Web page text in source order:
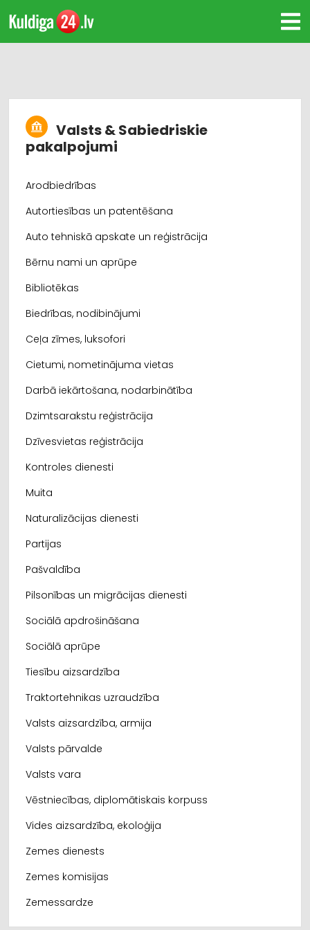
Valsts & Sabiedriskie
pakalpojumi
Arodbiedrības
Autortiesības un patentēšana
Auto tehniskā apskate un reģistrācija
Bērnu nami un aprūpe
Bibliotēkas
Biedrības, nodibinājumi
Ceļa zīmes, luksofori
Cietumi, nometinājuma vietas
Darbā iekārtošana, nodarbinātība
Dzimtsarakstu reģistrācija
Dzīvesvietas reģistrācija
Kontroles dienesti
Muita
Naturalizācijas dienesti
Partijas
Pašvaldība
Pilsonības un migrācijas dienesti
Sociālā apdrošināšana
Sociālā aprūpe
Tiesību aizsardzība
Traktortehnikas uzraudzība
Valsts aizsardzība, armija
Valsts pārvalde
Valsts vara
Vēstniecības, diplomātiskais korpuss
Vides aizsardzība, ekoloģija
Zemes dienests
Zemes komisijas
Zemessardze